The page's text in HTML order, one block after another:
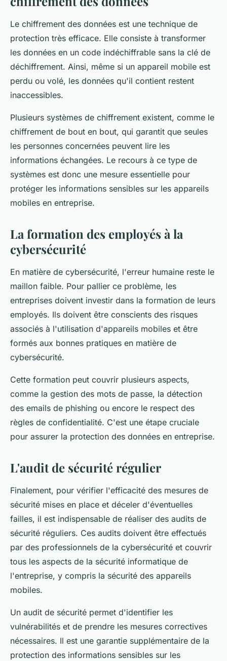
Le chiffrement des données est une technique de
protection très efficace. Elle consiste à transformer
les données en un code indéchiffrable sans la clé de
déchiffrement. Ainsi, même si un appareil mobile est
perdu ou volé, les données qu'il contient restent
inaccessibles.
Plusieurs systèmes de chiffrement existent, comme le
chiffrement de bout en bout, qui garantit que seules
les personnes concernées peuvent lire les
informations échangées. Le recours à ce type de
systèmes est donc une mesure essentielle pour
protéger les informations sensibles sur les appareils
mobiles en entreprise.
La formation des employés à la
cybersécurité
En matière de cybersécurité, l'erreur humaine reste le
maillon faible. Pour pallier ce problème, les
entreprises doivent investir dans la formation de leurs
employés. Ils doivent être conscients des risques
associés à l'utilisation d'appareils mobiles et être
formés aux bonnes pratiques en matière de
cybersécurité.
Cette formation peut couvrir plusieurs aspects,
comme la gestion des mots de passe, la détection
des emails de phishing ou encore le respect des
règles de confidentialité. C'est une étape cruciale
pour assurer la protection des données en entreprise.
L'audit de sécurité régulier
Finalement, pour vérifier l'efficacité des mesures de
sécurité mises en place et déceler d'éventuelles
failles, il est indispensable de réaliser des audits de
sécurité réguliers. Ces audits doivent être effectués
par des professionnels de la cybersécurité et couvrir
tous les aspects de la sécurité informatique de
l'entreprise, y compris la sécurité des appareils
mobiles.
Un audit de sécurité permet d'identifier les
vulnérabilités et de prendre les mesures correctives
nécessaires. Il est une garantie supplémentaire de la
protection des informations sensibles sur les